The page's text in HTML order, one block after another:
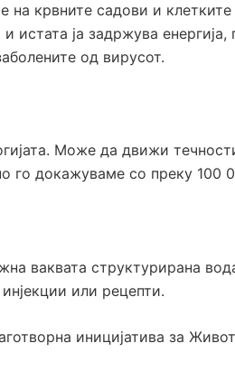
крвните садови и
истата ја задржува
од вирусот.
Може да движи
го докажуваме со преку 100
ваквата структурирана
или рецепти.
иницијатива за